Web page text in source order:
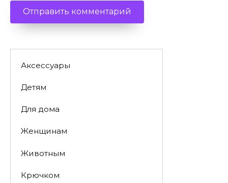
Аксессуары
Детям
Для дома
Женщинам
Животным
Крючком